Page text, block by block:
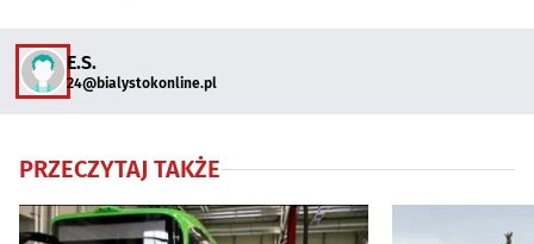
E.S.
24@bialystokonline.pl
PRZECZYTAJ TAKŻE